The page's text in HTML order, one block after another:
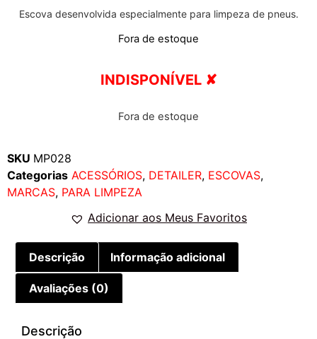
Escova desenvolvida especialmente para limpeza de pneus.
Fora de estoque
INDISPONÍVEL ✘
Fora de estoque
SKU MP028
Categorias ACESSÓRIOS, DETAILER, ESCOVAS,
MARCAS, PARA LIMPEZA
Adicionar aos Meus Favoritos
Descrição Informação adicional
Avaliações (0)
Descrição